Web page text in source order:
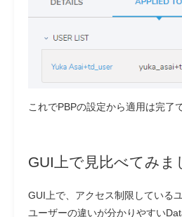
これでPBPの設定から適用は完了
GUI上で見比べてみま
GUI上で、アクセス制限している
ユーザーの違いが分かりやすい